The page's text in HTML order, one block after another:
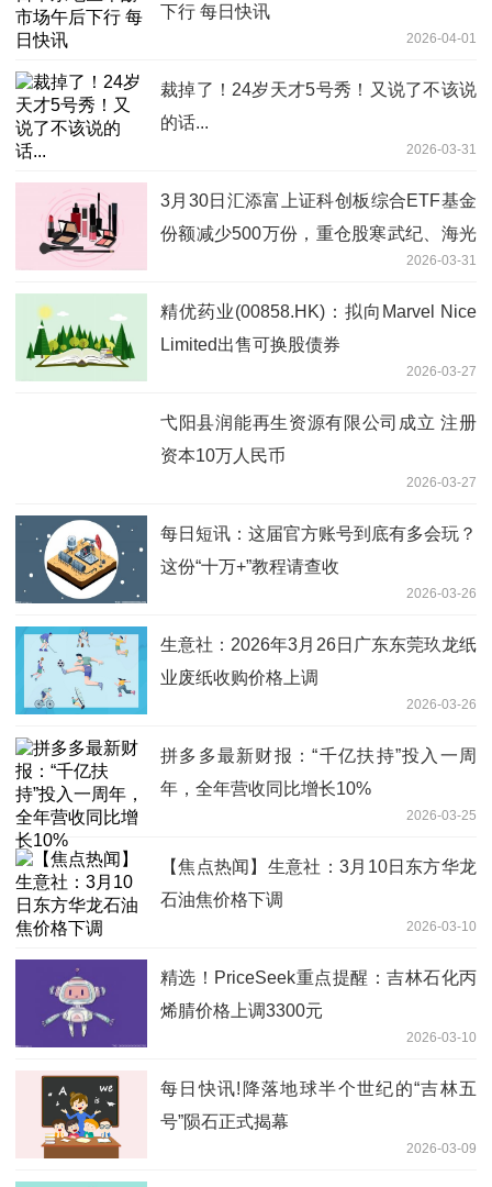
下行 每日快讯
2026-04-01
裁掉了！24岁天才5号秀！又说了不该说
的话...
2026-03-31
3月30日汇添富上证科创板综合ETF基金
份额减少500万份，重仓股寒武纪、海光
2026-03-31
精优药业(00858.HK)：拟向Marvel Nice
Limited出售可换股债券
2026-03-27
弋阳县润能再生资源有限公司成立 注册
资本10万人民币
2026-03-27
每日短讯：这届官方账号到底有多会玩？
这份“十万+”教程请查收
2026-03-26
生意社：2026年3月26日广东东莞玖龙纸
业废纸收购价格上调
2026-03-26
拼多多最新财报：“千亿扶持”投入一周
年，全年营收同比增长10%
2026-03-25
【焦点热闻】生意社：3月10日东方华龙
石油焦价格下调
2026-03-10
精选！PriceSeek重点提醒：吉林石化丙
烯腈价格上调3300元
2026-03-10
每日快讯!降落地球半个世纪的“吉林五
号”陨石正式揭幕
2026-03-09